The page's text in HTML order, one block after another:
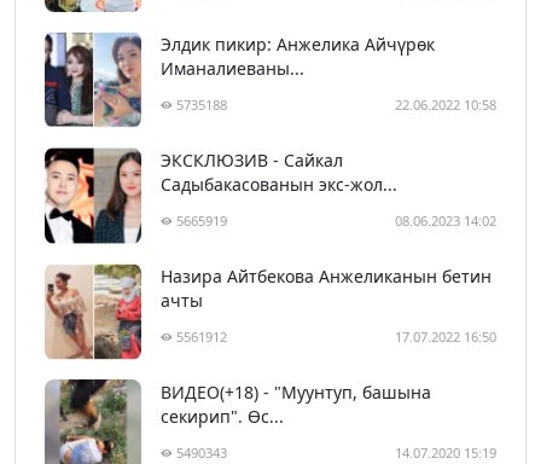
Элдик пикир: Анжелика Айчүрөк
Иманалиеваны...
5735188 22.06.2022 10:58
ЭКСКЛЮЗИВ - Сайкал
Садыбакасованын экс-жол...
5665919 08.06.2023 14:02
Назира Айтбекова Анжеликанын бетин
ачты
5561912 17.07.2022 16:50
ВИДЕО(+18) - "Муунтуп, башына
секирип". Өс...
5490343 14.07.2020 15:19